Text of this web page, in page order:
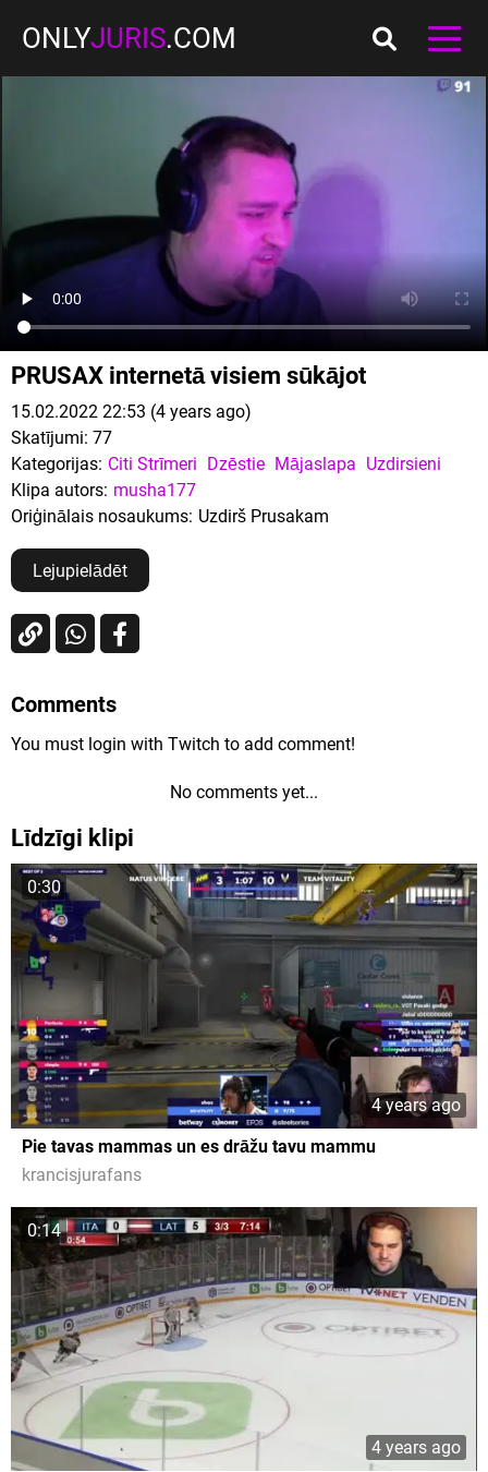
ONLYJURIS.COM
PRUSAX internetā visiem sūkājot
15.02.2022 22:53 (4 years ago)
Skatījumi: 77
Kategorijas: Citi Strīmeri Dzēstie Mājaslapa Uzdirsieni
Klipa autors: musha177
Oriģinālais nosaukums: Uzdirš Prusakam
Lejupielādēt
Comments
You must login with Twitch to add comment!
No comments yet...
Līdzīgi klipi
0:30
4 years ago
Pie tavas mammas un es drāžu tavu mammu
krancisjurafans
0:14
4 years ago